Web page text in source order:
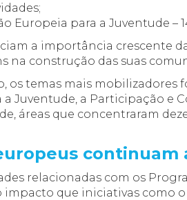
Europeia para a Juventude –
a importância crescente
na construção das suas
os temas mais mobilizadores
Juventude, a Participação e
áreas que concentraram
continuam
relacionadas com os
que iniciativas como o